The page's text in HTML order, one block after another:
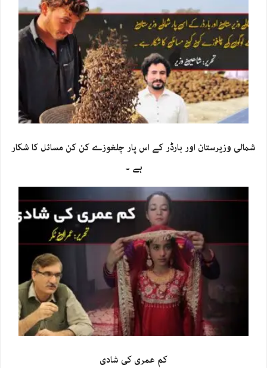
شمالی وزیرستان اور بارڈر کے اس پار چلغوزے کن کن مسائل کا شکار
ہے ۔
کم عمری کی شادی